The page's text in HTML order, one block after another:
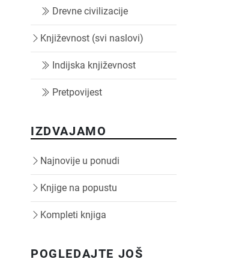
Drevne civilizacije
Književnost (svi naslovi)
Indijska književnost
Pretpovijest
IZDVAJAMO
Najnovije u ponudi
Knjige na popustu
Kompleti knjiga
POGLEDAJTE JOŠ